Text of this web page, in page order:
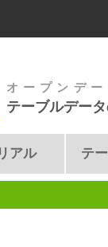
オープンデ
テーブルデー
アル テ